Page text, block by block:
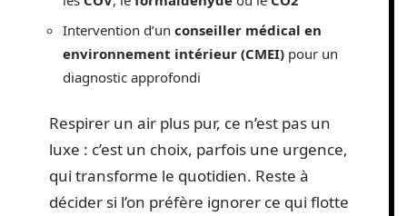
Intervention d’un conseiller médical en
environnement intérieur (CMEI) pour un
diagnostic approfondi
Respirer un air plus pur, ce n’est pas un
luxe : c’est un choix, parfois une urgence,
qui transforme le quotidien. Reste à
décider si l’on préfère ignorer ce qui flotte